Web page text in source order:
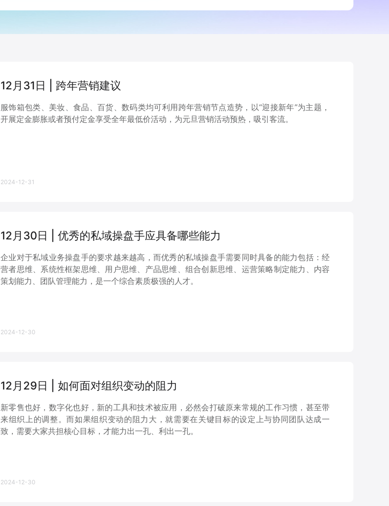
12月31日 | 跨年营销建议
服饰箱包类、美妆、食品、百货、数码类均可利用跨年营销节点造势，以“迎接新年”为主题，
开展定金膨胀或者预付定金享受全年最低价活动，为元旦营销活动预热，吸引客流。
2024-12-31
12月30日 | 优秀的私域操盘手应具备哪些能力
企业对于私域业务操盘手的要求越来越高，而优秀的私域操盘手需要同时具备的能力包括：经
营者思维、系统性框架思维、用户思维、产品思维、组合创新思维、运营策略制定能力、内容
策划能力、团队管理能力，是一个综合素质极强的人才。
2024-12-30
12月29日 | 如何面对组织变动的阻力
新零售也好，数字化也好，新的工具和技术被应用，必然会打破原来常规的工作习惯，甚至带
来组织上的调整。而如果组织变动的阻力大，就需要在关键目标的设定上与协同团队达成一
致，需要大家共担核心目标，才能力出一孔、利出一孔。
2024-12-30